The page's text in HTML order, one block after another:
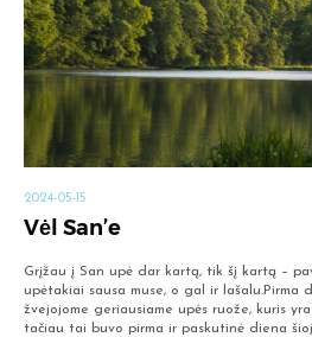
2024-05-15
Vėl San’e
Grįžau į San upė dar kartą, tik šį kartą –
upėtakiai sausa muse, o gal ir lašalu.Pirma
žvejojome geriausiame upės ruože, kuris
tačiau tai buvo pirma ir paskutinė diena